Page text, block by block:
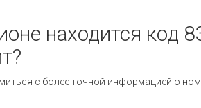
находится код
с более точной информацией о